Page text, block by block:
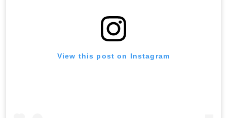
View this post on Instagram